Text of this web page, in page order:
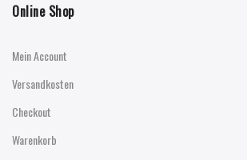
Online Shop
Mein Account
Versandkosten
Checkout
Warenkorb